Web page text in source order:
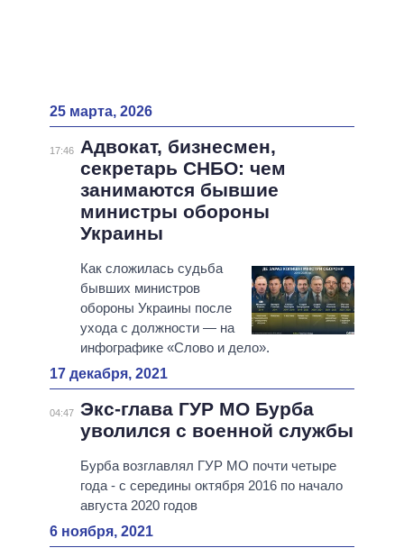
25 марта, 2026
17:46
Адвокат, бизнесмен,
секретарь СНБО: чем
занимаются бывшие
министры обороны
Украины
Как сложилась судьба
бывших министров
обороны Украины после
ухода с должности — на
инфографике «Слово и дело».
17 декабря, 2021
04:47 Экс-глава ГУР МО Бурба
уволился с военной службы
Бурба возглавлял ГУР МО почти четыре
года - с середины октября 2016 по начало
августа 2020 годов
6 ноября, 2021